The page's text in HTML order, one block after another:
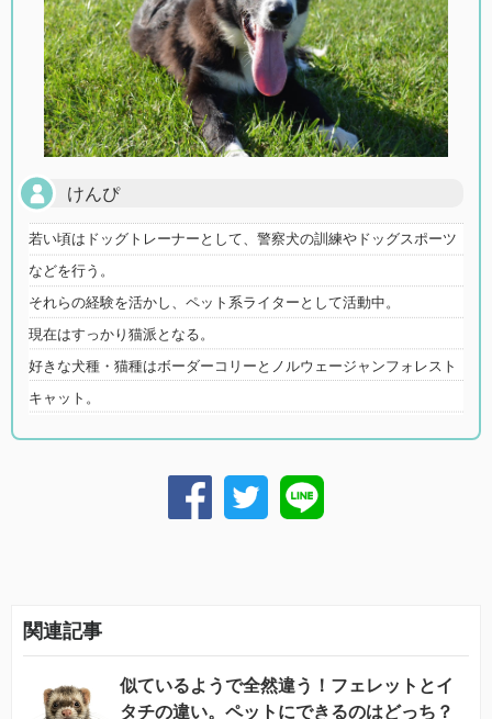
けんぴ
若い頃はドッグトレーナーとして、警察犬の訓練やドッグスポーツ
などを行う。
それらの経験を活かし、ペット系ライターとして活動中。
現在はすっかり猫派となる。
好きな犬種・猫種はボーダーコリーとノルウェージャンフォレスト
キャット。
関連記事
似ているようで全然違う！フェレットとイ
タチの違い。ペットにできるのはどっち？